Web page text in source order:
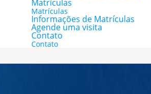
Matrículas
Matrículas
Informações de Matrículas
Agende uma visita
Contato
Contato